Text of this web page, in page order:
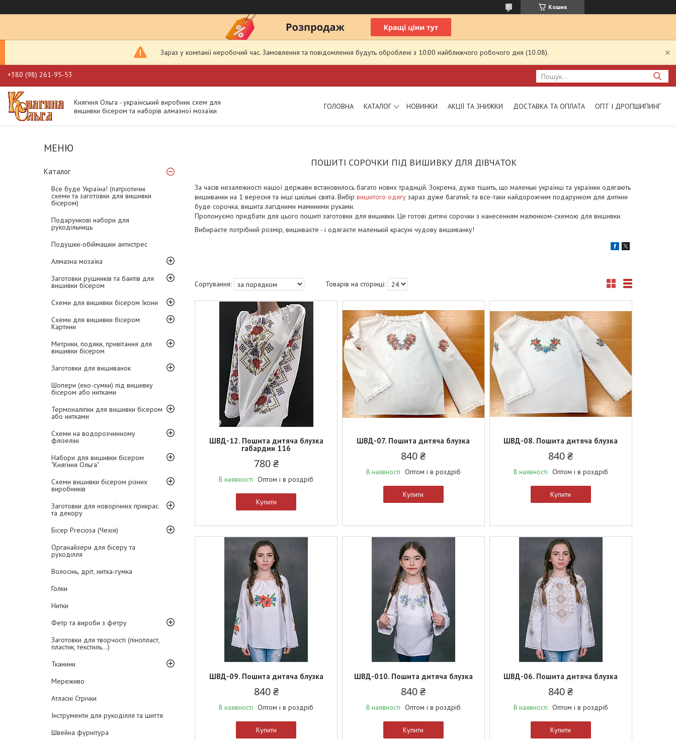
Кошик
Зараз у компанії неробочий час. Замовлення та повідомлення будуть оброблені з 10:00 найближчого робочого дня (10.08).
+380 (98) 261-95-53
Княгиня Ольга - український виробник схем для
вишивки бісером та наборів алмазної мозаїки
ГОЛОВНА КАТАЛОГ НОВИНКИ АКЦІЇ ТА ЗНИЖКИ ДОСТАВКА ТА ОПЛАТА ОПТ І ДРОПШИПИНГ
Каталог
Все буде Україна! (патріотичні
схеми та заготовки для вишивки
бісером)
Подарункові набори для
рукодільниць
Подушки-обіймашки антистрес
Алмазна мозаїка
Заготовки рушників та бантів для
вишивки бісером
Схеми для вишивки бісером Ікони
Схеми для вишивки бісером
Картини
Метрики, подяки, привітання для
вишивки бісером
Заготовки для вишиванок
Шопери (еко-сумки) під вишивку
бісером або нитками
Термоналіпки для вишивки бісером
або нитками
Схеми на водорозчинному
флізеліні
Набори для вишивки бісером
"Княгиня Ольга"
Схеми вишивки бісером різних
виробників
Заготовки для новорічних прикрас
та декору
Бісер Preciosa (Чехія)
Органайзери для бісеру та
рукоділля
Волосінь, дріт, нитка-гумка
Голки
Нитки
Фетр та вироби з фетру
Заготовки для творчості (пінопласт,
пластик, текстиль...)
Тканини
Мереживо
Атласні Стрічки
Інструменти для рукоділля та шиття
Швейна фурнітура
ПОШИТІ СОРОЧКИ ПІД ВИШИВКУ ДЛЯ ДІВЧАТОК
За часів незалежності нашої держави встановилось багато нових традицій. Зокрема, дуже тішить, що маленькі українці та українки одягають
вишиванки на 1 вересня та інші шкільні свята. Вибір вишитого одягу зараз дуже багатий, та все-таки найдорожчим подарунком для дитини
буде сорочка, вишита лагідними маминими руками.
Пропонуємо придбати для цього пошиті заготовки для вишивки. Це готові дитячі сорочки з нанесенням малюнком-схемою для вишивки.
Вибираєте потрібний розмір, вишиваєте - і одягаєте маленькій красуні чудову вишиванку!
ШВД-12. Пошита дитяча блузка
габардин 116
780 ₴
В наявності Оптом і в роздріб
Купити
ШВД-07. Пошита дитяча блузка
840 ₴
В наявності Оптом і в роздріб
Купити
ШВД-08. Пошита дитяча блузка
840 ₴
В наявності Оптом і в роздріб
Купити
ШВД-09. Пошита дитяча блузка
840 ₴
В наявності Оптом і в роздріб
Купити
ШВД-010. Пошита дитяча блузка
840 ₴
В наявності Оптом і в роздріб
Купити
ШВД-06. Пошита дитяча блузка
840 ₴
В наявності Оптом і в роздріб
Купити